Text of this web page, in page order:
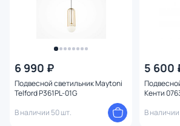
6 990 ₽
Подвесной светильник Maytoni
Telford P361PL-01G
В наличии 50 шт.
5 600
Кенти
В
Цвет